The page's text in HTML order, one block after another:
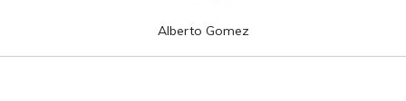
Alberto Gomez